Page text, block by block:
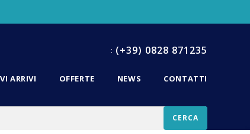
: (+39) 0828 871235
ARRIVI OFFERTE NEWS CONTATTI
CERCA